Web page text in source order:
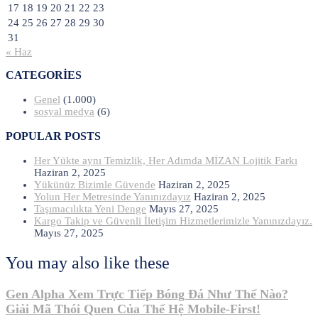
17 18 19 20 21 22 23
24 25 26 27 28 29 30
31
« Haz
CATEGORIES
Genel (1.000)
sosyal medya (6)
POPULAR POSTS
Her Yükte aynı Temizlik, Her Adımda MİZAN Lojitik Farkı
Haziran 2, 2025
Yükünüz Bizimle Güvende Haziran 2, 2025
Yolun Her Metresinde Yanınızdayız Haziran 2, 2025
Taşımacılıkta Yeni Denge Mayıs 27, 2025
Kargo Takip ve Güvenli İletişim Hizmetlerimizle Yanınızdayız.
Mayıs 27, 2025
You may also like these
Gen Alpha Xem Trực Tiếp Bóng Đá Như Thế Nào?
Giải Mã Thói Quen Của Thế Hệ Mobile-First!